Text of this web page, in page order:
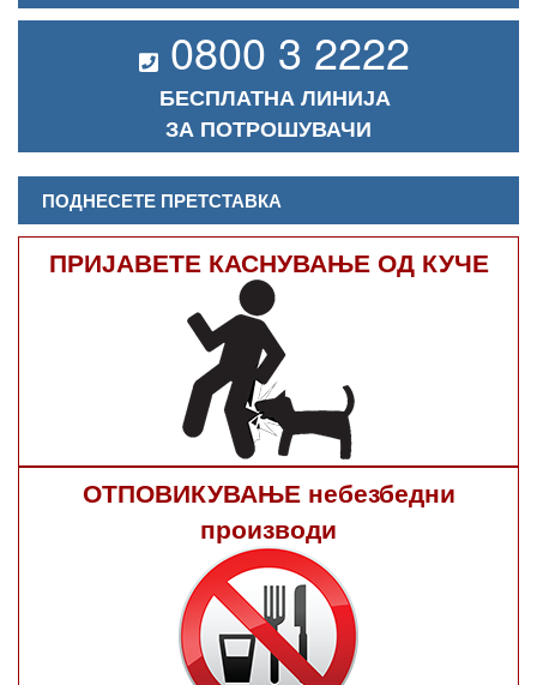
0800 3 2222
БЕСПЛАТНА ЛИНИЈА
ЗА ПОТРОШУВАЧИ
ПОДНЕСЕТЕ ПРЕТСТАВКА
ПРИЈАВЕТЕ КАСНУВАЊЕ ОД КУЧЕ
ОТПОВИКУВАЊЕ небезбедни
производи